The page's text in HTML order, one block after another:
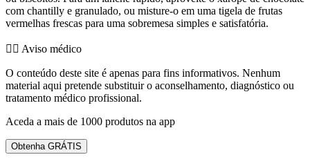
com chantilly e granulado, ou misture-o em uma tigela de frutas
vermelhas frescas para uma sobremesa simples e satisfatória.
👨‍⚕️️ Aviso médico
O conteúdo deste site é apenas para fins informativos. Nenhum
material aqui pretende substituir o aconselhamento, diagnóstico ou
tratamento médico profissional.
Aceda a mais de 1000 produtos na app
Obtenha GRÁTIS